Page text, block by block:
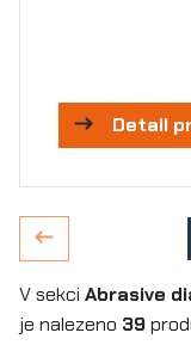
Detail
V sekci Abrasive
je nalezeno 39